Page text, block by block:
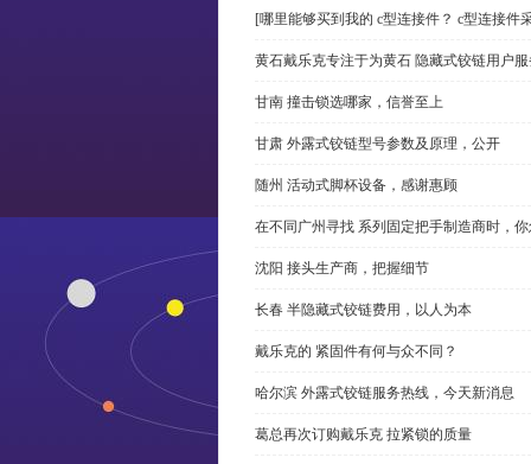
[哪里能够买到我的 c型连接件？ c型连接件
黄石戴乐克专注于为黄石 隐藏式铰链用户
甘南 撞击锁选哪家，信誉至上
甘肃 外露式铰链型号参数及原理，公开
随州 活动式脚杯设备，感谢惠顾
在不同广州寻找 系列固定把手制造商时，
沈阳 接头生产商，把握细节
长春 半隐藏式铰链费用，以人为本
戴乐克的 紧固件有何与众不同？
哈尔滨 外露式铰链服务热线，今天新消息
葛总再次订购戴乐克 拉紧锁的质量